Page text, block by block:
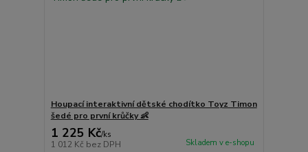
Houpací interaktivní dětské chodítko Toyz Timon
šedé pro první krůčky 👶
1 225 Kč/ks
1 012 Kč bez DPH Skladem v e-shopu